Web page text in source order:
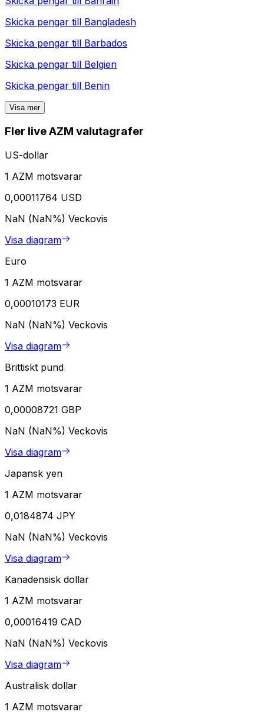
Skicka pengar till Bangladesh
Skicka pengar till Barbados
Skicka pengar till Belgien
Skicka pengar till Benin
Visa mer
Fler live AZM valutagrafer
US-dollar
1 AZM motsvarar
0,00011764 USD
NaN (NaN%) Veckovis
Visa diagram
Euro
1 AZM motsvarar
0,00010173 EUR
NaN (NaN%) Veckovis
Visa diagram
Brittiskt pund
1 AZM motsvarar
0,00008721 GBP
NaN (NaN%) Veckovis
Visa diagram
Japansk yen
1 AZM motsvarar
0,0184874 JPY
NaN (NaN%) Veckovis
Visa diagram
Kanadensisk dollar
1 AZM motsvarar
0,00016419 CAD
NaN (NaN%) Veckovis
Visa diagram
Australisk dollar
1 AZM motsvarar